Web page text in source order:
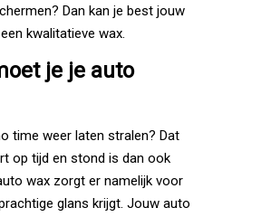
Dan kan je best jouw
kwalitatieve wax.
je je auto
time weer laten stralen? Dat
op tijd en stond is dan ook
wax zorgt er namelijk voor
glans krijgt. Jouw auto